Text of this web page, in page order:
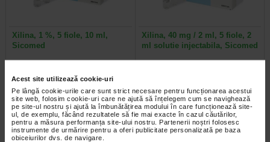
Acest site utilizează cookie-uri
Pe lângă cookie-urile care sunt strict necesare pentru funcționarea acestui
site web, folosim cookie-uri care ne ajută să înțelegem cum se navighează
pe site-ul nostru și ajută la îmbunătățirea modului în care funcționează site-
ul, de exemplu, făcând rezultatele să fie mai exacte în cazul căutărilor,
pentru a măsura performanța site-ului nostru. Partenerii noștri folosesc
instrumente de urmărire pentru a oferi publicitate personalizată pe baza
obiceiurilor dvs. de navigare.
Xilina, 1 %, 5 fiole, 10 ml,
Sicomed
injectabila contine clorhidrat de
lidocaina 100 mg si…
Xilina, 40 mg / 2 ml, 5 fiole, 2
ml solutie injectabila, Sicomed
lidocaina 80 mg si…